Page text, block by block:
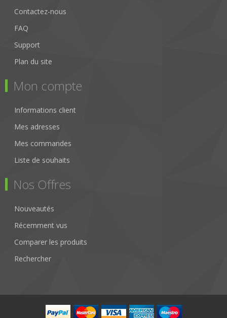
Contactez-nous
FAQ
Support
Plan du site
Mon compte
Informations client
Mes adresses
Mes commandes
Liste de souhaits
Nos Offres
Nouveautés
Récemment vus
Comparer les produits
Rechercher